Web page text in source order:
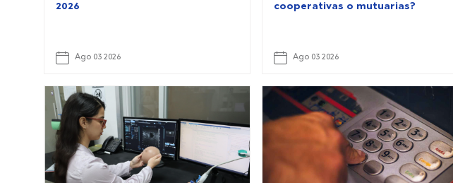
2026
Ago 03 2026
cooperativas o mutuarias?
Ago 03 2026